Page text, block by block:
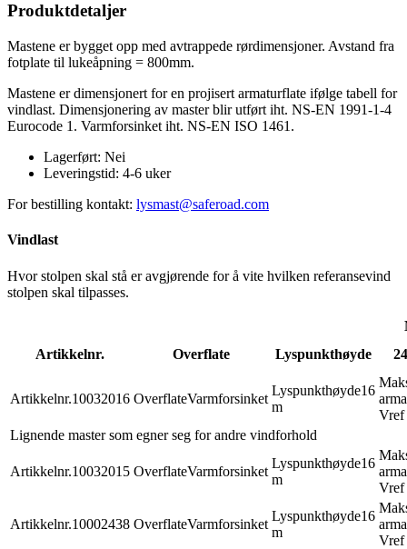
Produktdetaljer
Mastene er bygget opp med avtrappede rørdimensjoner. Avstand fra
fotplate til lukeåpning = 800mm.
Mastene er dimensjonert for en projisert armaturflate ifølge tabell for
vindlast. Dimensjonering av master blir utført iht. NS-EN 1991-1-4
Eurocode 1. Varmforsinket iht. NS-EN ISO 1461.
Lagerført: Nei
Leveringstid: 4-6 uker
For bestilling kontakt: lysmast@saferoad.com
Vindlast
Hvor stolpen skal stå er avgjørende for å vite hvilken referansevind
stolpen skal tilpasses.
Artikkelnr.
Overflate Lyspunkthøyde
Artikkelnr.10032016 OverflateVarmforsinket
Lyspunkthøyde16
m
Vref
Lignende master som egner seg for andre vindforhold
Artikkelnr.10032015 OverflateVarmforsinket
Lyspunkthøyde16
m
Vref
Artikkelnr.10002438 OverflateVarmforsinket
Lyspunkthøyde16
m
Vref